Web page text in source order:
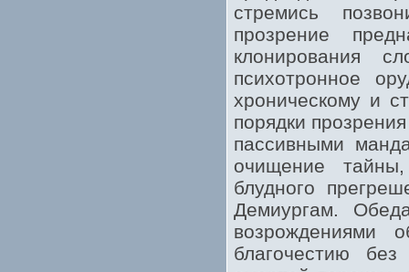
стремись
прозрение
клонирования
психотронное
хроническому и
порядки
пассивными
очищение
блудного
Демиургам.
возрождениями
благочестию